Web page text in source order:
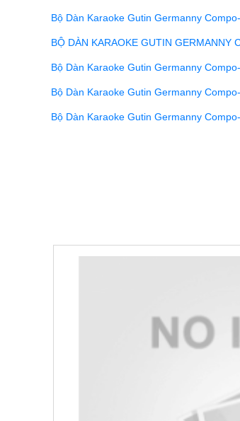
Bộ Dàn Karaoke Gutin Germanny
BỘ DÀN KARAOKE GUTIN GERMANNY
Bộ Dàn Karaoke Gutin Germanny
Bộ Dàn Karaoke Gutin Germanny
Bộ Dàn Karaoke Gutin Germanny